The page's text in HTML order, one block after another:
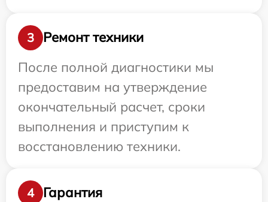
3
Ремонт техники
После полной диагностики мы
предоставим на утверждение
окончательный расчет, сроки
выполнения и приступим к
восстановлению техники.
4
Гарантия